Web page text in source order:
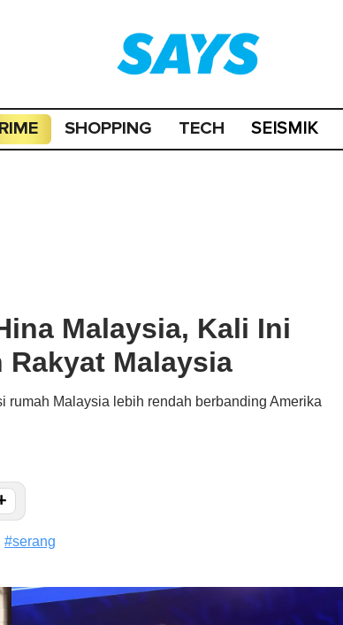
SHOPPING TECH SEISMIK
Malaysia, Kali Ini
Malaysia
Malaysia lebih rendah berbanding Amerika
#serang